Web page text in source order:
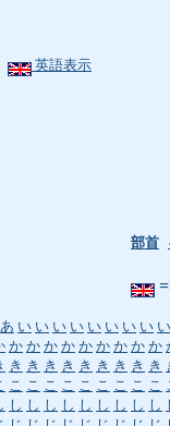
英語表示
部首
あ い い い い い い い い い
か か か か か か か か か
き き き き き き き き き
こ こ こ こ こ こ こ こ こ
し し し し し し し し し